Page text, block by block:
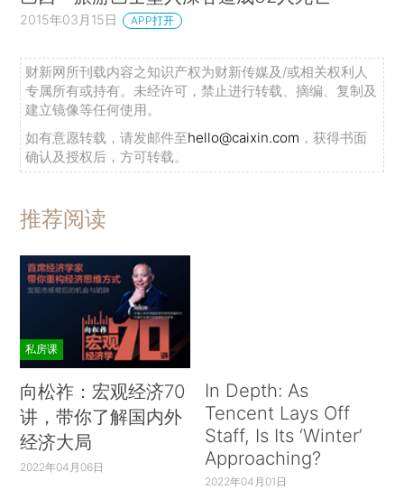
2015年03月15日 APP打开
财新网所刊载内容之知识产权为财新传媒及/或相关权利人
专属所有或持有。未经许可，禁止进行转载、摘编、复制及
建立镜像等任何使用。
如有意愿转载，请发邮件至hello@caixin.com ，获得书面
确认及授权后，方可转载。
推荐阅读
私房课
向松祚：宏观经济70
讲，带你了解国内外
经济大局
2022年04月06日
In Depth: As
Tencent Lays Off
Staff, Is Its ‘Winter’
Approaching?
2022年04月01日